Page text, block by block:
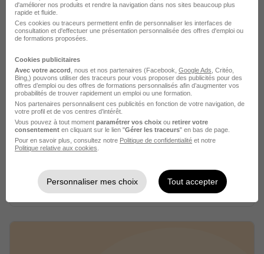
DESCOURS & CABAUD
recrutement
Découvrir 1 job
d'améliorer nos produits et rendre la navigation dans nos sites beaucoup plus
rapide et fluide.
Ces cookies ou traceurs permettent enfin de personnaliser les interfaces de
consultation et d'effectuer une présentation personnalisée des offres d'emploi ou
de formations proposées.
Cookies publicitaires
Avec votre accord , nous et nos partenaires (Facebook, Google Ads , Critéo,
Bing,) pouvons utiliser des traceurs pour vous proposer des publicités pour des
offres d’emploi ou des offres de formations personnalisés afin d’augmenter vos
probabilités de trouver rapidement un emploi ou une formation.
Nos partenaires personnalisent ces publicités en fonction de votre navigation, de
votre profil et de vos centres d’intérêt.
Vous pouvez à tout moment paramétrer vos choix ou retirer votre
consentement en cliquant sur le lien "Gérer les traceurs" en bas de page.
Pour en savoir plus, consultez notre Politique de confidentialité et notre
Politique relative aux cookies
Personnaliser mes choix Tout accepter